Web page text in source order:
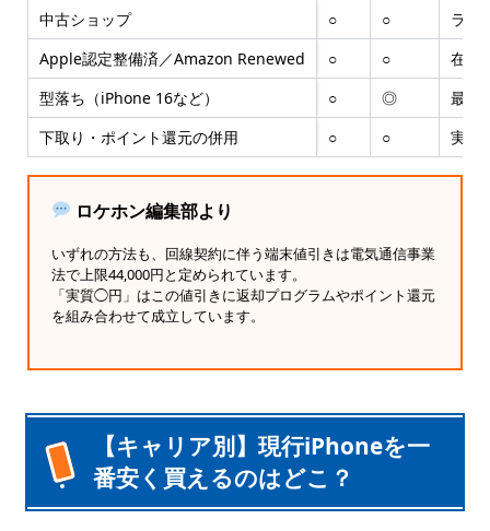
中古ショップ
○ ○
ラン
Apple認定整備済／Amazon Renewed
○ ○
在庫
型落ち（iPhone 16など）
○ ◎
最新
下取り・ポイント還元の併用
○ ○ 実支
ロケホン編集部より
いずれの方法も、回線契約に伴う端末値引きは電気通信事業
法で上限44,000円と定められています。
「実質◯円」はこの値引きに返却プログラムやポイント還元
を組み合わせて成立しています。
【キャリア別】現行iPhoneを一
番安く買えるのはどこ？